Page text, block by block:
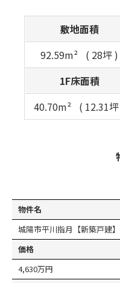
敷地面積
92.59m²
28坪
1F床面積
40.70m²
12.31
物件名
城陽市平川指月【新築戸建】
価格
4,630万円